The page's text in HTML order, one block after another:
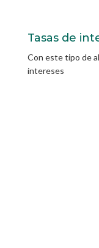
Tasas de
Con este tipo de
intereses